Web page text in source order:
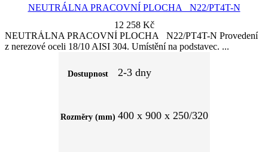
NEUTRÁLNA PRACOVNÍ PLOCHA N22/PT4T-N
12 258 Kč
NEUTRÁLNA PRACOVNÍ PLOCHA N22/PT4T-N Provedení
z nerezové oceli 18/10 AISI 304. Umístění na podstavec.
Dostupnost 2-3 dny
Rozměry (mm) 400 x 900 x 250/320